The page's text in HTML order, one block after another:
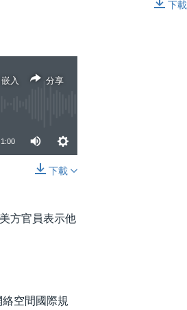
下載
嵌入 分享
1:00
下載
方官員表示他
空間國際規